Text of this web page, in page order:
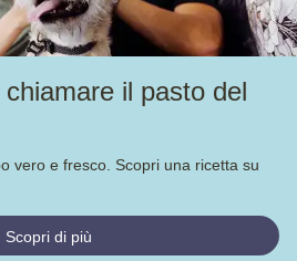
il pasto del
vero e fresco. Scopri una ricetta su
Scopri di più